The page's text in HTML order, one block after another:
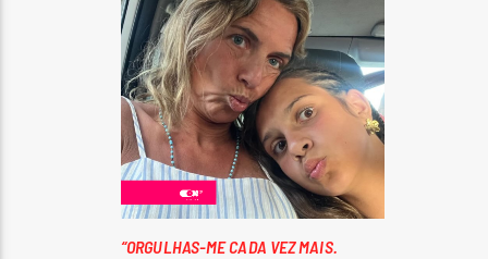
“ORGULHAS-ME CADA VEZ MAIS.